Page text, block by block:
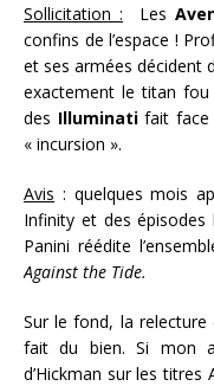
Sollicitation : Les
confins de l’espace !
et ses armées décident
exactement le titan fou
des Illuminatifait face
« incursion ».
Avis : quelques mois
Infinity et des épisodes
Panini réédite
Against the Tide.
Sur le fond, la relecture
fait du bien. Si mon
d’Hickman sur les